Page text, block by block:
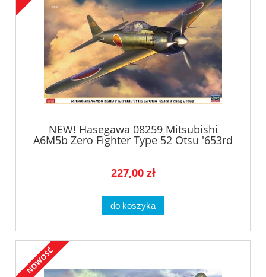
NEW! Hasegawa 08259 Mitsubishi
A6M5b Zero Fighter Type 52 Otsu '653rd
Flying Group'
227,00 zł
do koszyka
NOWOŚĆ